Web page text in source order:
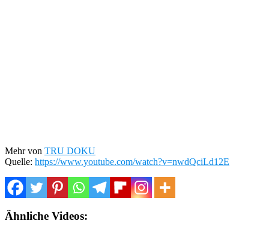
Mehr von TRU DOKU
Quelle: https://www.youtube.com/watch?v=nwdQciLd12E
Ähnliche Videos: